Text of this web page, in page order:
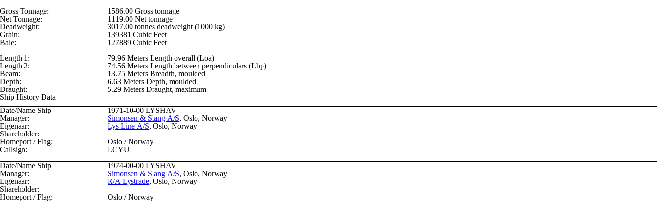
Gross Tonnage:
1586.00 Gross tonnage
Net Tonnage:
1119.00 Net tonnage
Deadweight:
3017.00 tonnes deadweight (1000 kg)
Grain:
139381 Cubic Feet
Bale:
127889 Cubic Feet
Length 1:
79.96 Meters Length overall (Loa)
Length 2:
74.56 Meters Length between perpendiculars (Lbp)
Beam:
13.75 Meters Breadth, moulded
Depth:
6.63 Meters Depth, moulded
Draught:
5.29 Meters Draught, maximum
Ship History Data
Date/Name Ship
1971-10-00 LYSHAV
Manager:
Simonsen & Slang A/S, Oslo, Norway
Eigenaar:
Lys Line A/S, Oslo, Norway
Shareholder:
Homeport / Flag:
Oslo / Norway
Callsign:
LCYU
Date/Name Ship
1974-00-00 LYSHAV
Manager:
Simonsen & Slang A/S, Oslo, Norway
Eigenaar:
R/A Lystrade, Oslo, Norway
Shareholder:
Homeport / Flag:
Oslo / Norway